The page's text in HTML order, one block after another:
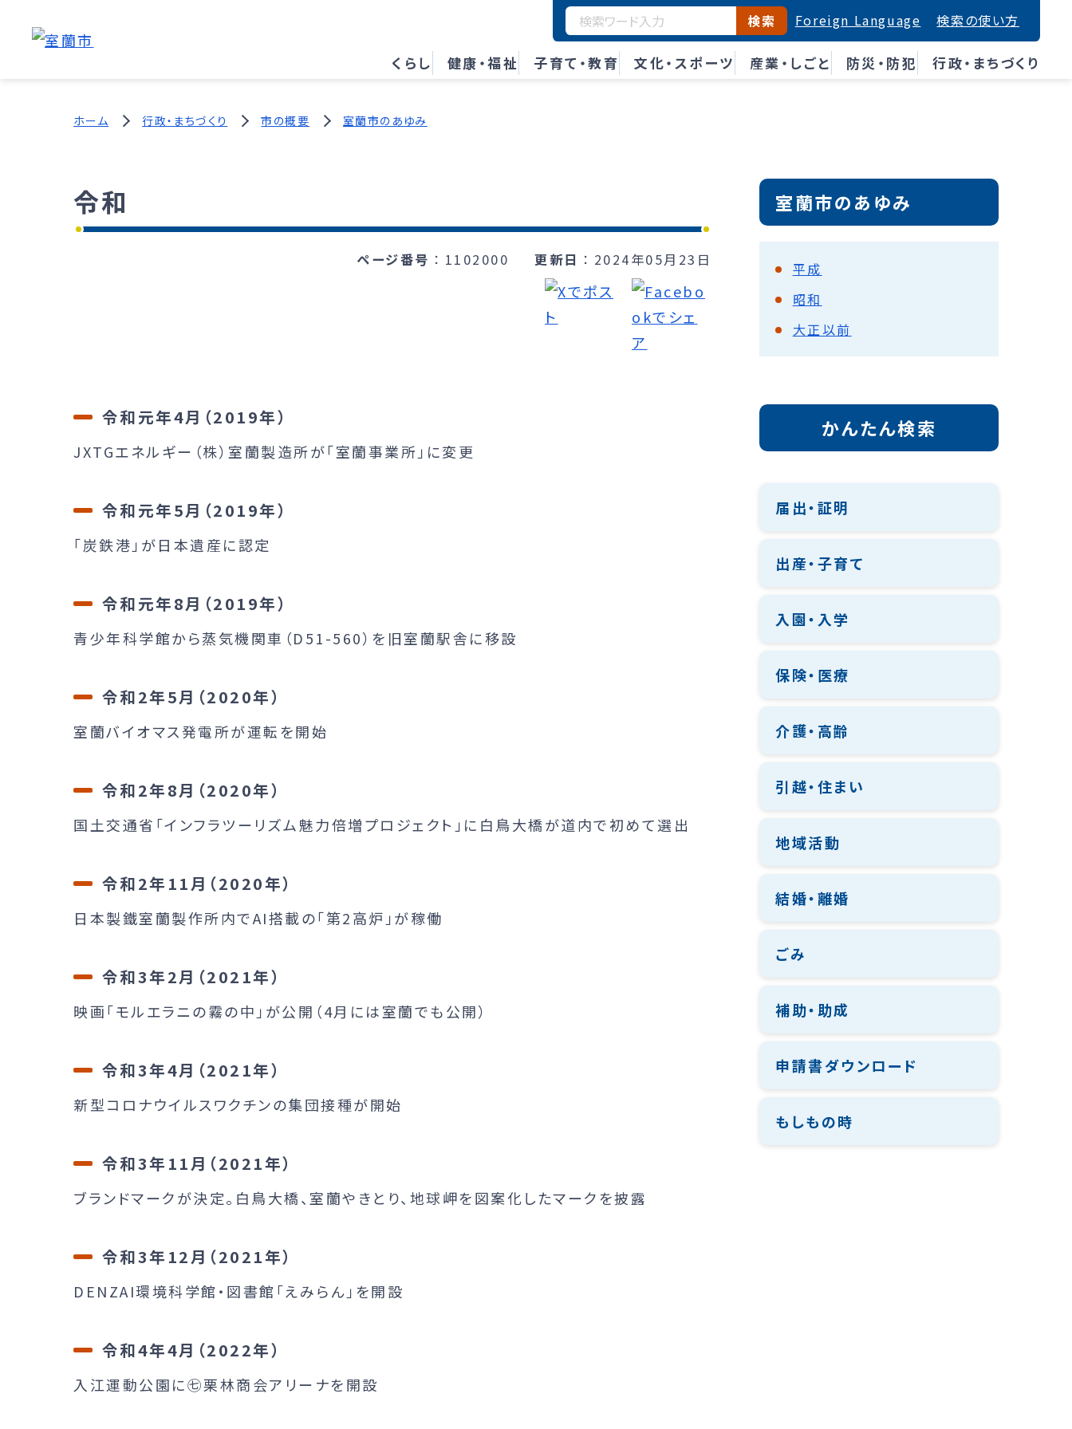
くらし 健康・福祉 子育て・教育 文化・スポーツ 産業・しごと 防災・防犯 行政・まちづくり
検索 Foreign Language 検索の使い方
ホーム 行政・まちづくり 市の概要 室蘭市のあゆみ
令和
ページ番号 1102000 更新日 2024年05月23日
令和元年4月（2019年）
JXTGエネルギー（株）室蘭製造所が「室蘭事業所」に変更
令和元年5月（2019年）
「炭鉄港」が日本遺産に認定
令和元年8月（2019年）
青少年科学館から蒸気機関車（D51-560）を旧室蘭駅舎に移設
令和2年5月（2020年）
室蘭バイオマス発電所が運転を開始
令和2年8月（2020年）
国土交通省「インフラツーリズム魅力倍増プロジェクト」に白鳥大橋が道内で初めて選出
令和2年11月（2020年）
日本製鐵室蘭製作所内でAI搭載の「第2高炉」が稼働
令和3年2月（2021年）
映画「モルエラニの霧の中」が公開（4月には室蘭でも公開）
令和3年4月（2021年）
新型コロナウイルスワクチンの集団接種が開始
令和3年11月（2021年）
ブランドマークが決定。白鳥大橋、室蘭やきとり、地球岬を図案化したマークを披露
令和3年12月（2021年）
DENZAI環境科学館・図書館「えみらん」を開設
令和4年4月（2022年）
入江運動公園に㊆栗林商会アリーナを開設
室蘭市のあゆみ
平成
昭和
大正以前
かんたん検索
届出・証明
出産・子育て
入園・入学
保険・医療
介護・高齢
引越・住まい
地域活動
結婚・離婚
ごみ
補助・助成
申請書ダウンロード
もしもの時